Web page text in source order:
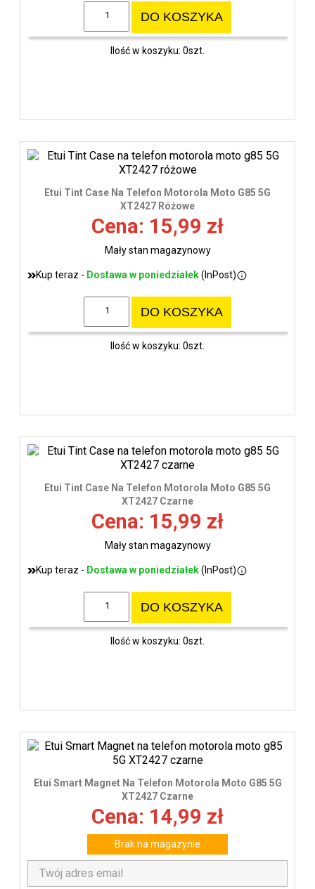
DO KOSZYKA
Ilość w koszyku: 0szt.
Etui Tint Case Na Telefon Motorola Moto G85 5G
XT2427 Różowe
Cena: 15,99 zł
Mały stan magazynowy
Kup teraz - Dostawa w poniedziałek(InPost)
DO KOSZYKA
Ilość w koszyku: 0szt.
Etui Tint Case Na Telefon Motorola Moto G85 5G
XT2427 Czarne
Cena: 15,99 zł
Mały stan magazynowy
Kup teraz - Dostawa w poniedziałek(InPost)
DO KOSZYKA
Ilość w koszyku: 0szt.
Etui Smart Magnet Na Telefon Motorola Moto G85 5G
XT2427 Czarne
Cena: 14,99 zł
Brak na magazynie